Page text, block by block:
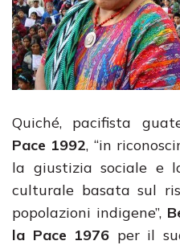
Quiché, pacifista
Pace 1992, “in
la giustizia sociale e
culturale basata sul
popolazioni indigene”,
la Pace 1976 per il